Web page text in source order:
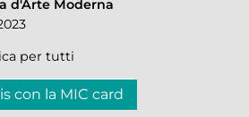
d'Arte Moderna
per tutti
con la MIC card